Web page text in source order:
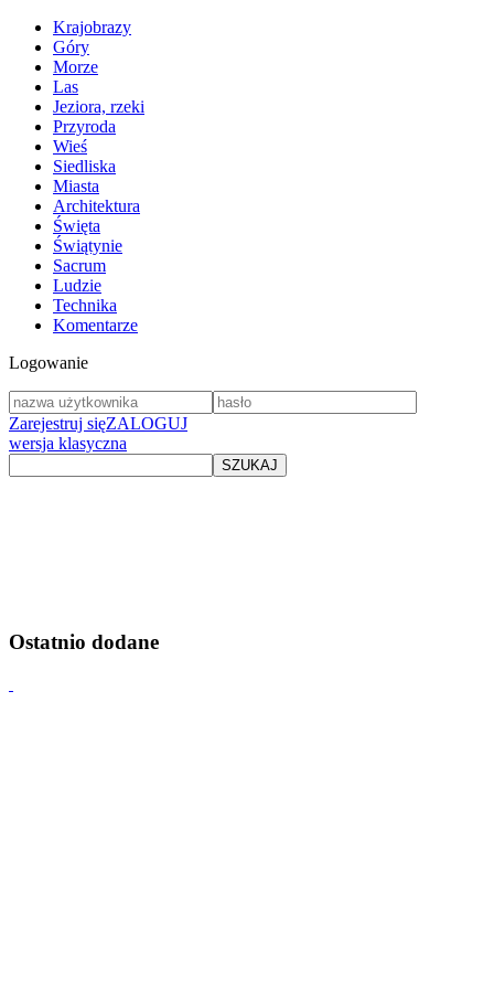
Krajobrazy
Góry
Morze
Las
Jeziora, rzeki
Przyroda
Wieś
Siedliska
Miasta
Architektura
Święta
Świątynie
Sacrum
Ludzie
Technika
Komentarze
Logowanie
Zarejestruj sięZALOGUJ
wersja klasyczna
Ostatnio dodane